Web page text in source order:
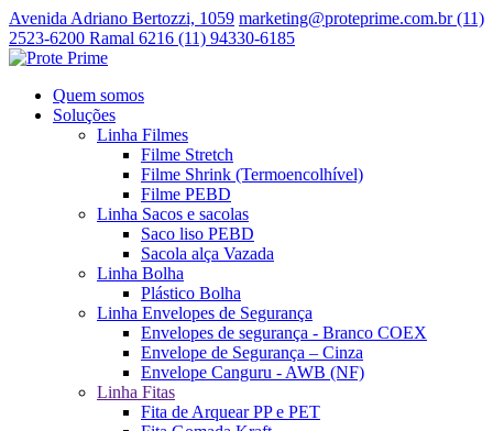
Avenida Adriano Bertozzi, 1059 marketing@proteprime.com.br(11)
2523-6200 Ramal 6216 (11) 94330-6185
Quem somos
Soluções
Linha Filmes
Filme Stretch
Filme Shrink (Termoencolhível)
Filme PEBD
Linha Sacos e sacolas
Saco liso PEBD
Sacola alça Vazada
Linha Bolha
Plástico Bolha
Linha Envelopes de Segurança
Envelopes de segurança - Branco COEX
Envelope de Segurança – Cinza
Envelope Canguru - AWB (NF)
Linha Fitas
Fita de Arquear PP e PET